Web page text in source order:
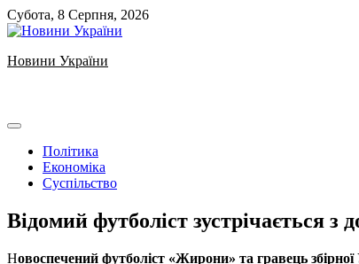
Skip
to
Субота, 8 Серпня, 2026
Новини України
Політика
Економіка
Суспільство
Відомий футболіст зустрічається з
Новоспечений футболіст «Жирони» та гравець